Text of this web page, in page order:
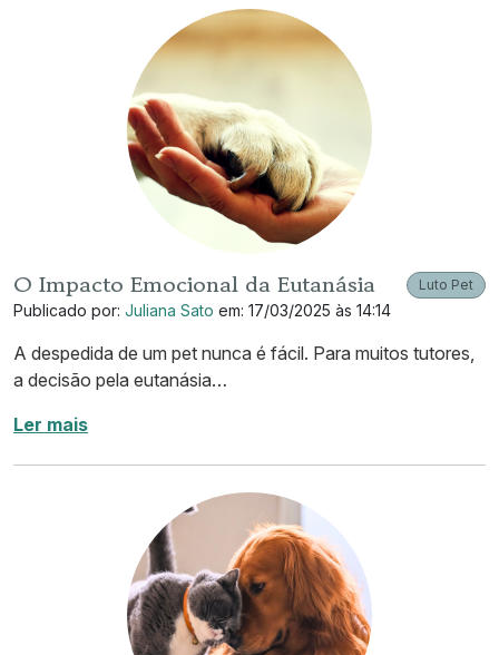
O Impacto Emocional da Eutanásia
Publicado por: Juliana Sato em: 17/03/2025 às 14:14
Luto Pet
A despedida de um pet nunca é fácil. Para muitos tutores,
a decisão pela eutanásia…
Ler mais